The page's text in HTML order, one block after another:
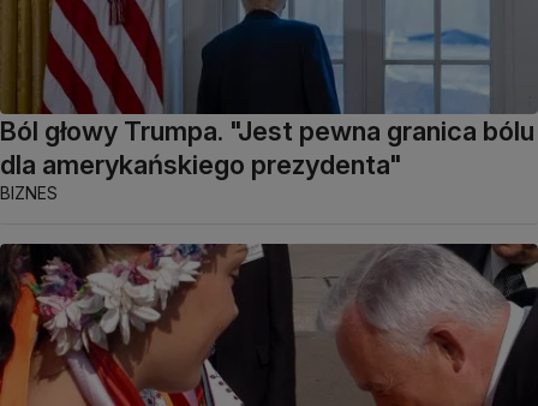
Ból głowy Trumpa. "Jest pewna granica bólu
dla amerykańskiego prezydenta"
BIZNES